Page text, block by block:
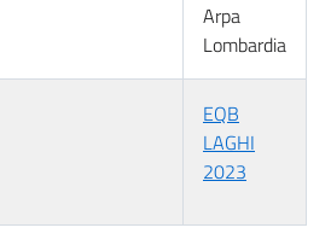
Arpa
Lombardia
EQB
LAGHI
2023